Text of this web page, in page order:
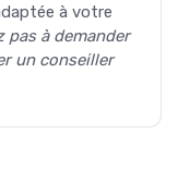
à votre
pas à demander
un conseiller